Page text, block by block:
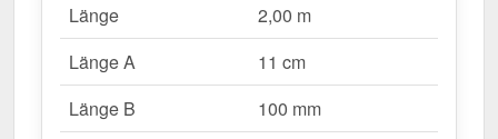
Anpassung an Ihr Dach. Dank der
Mattpolyester Beschichtung inKirschrot (≈ RAL
3011)bleibt das Material dauerhaft gegen Korrosion
geschützt.
Länge
2,00 m
Länge A
11 cm
Länge B
100 mm